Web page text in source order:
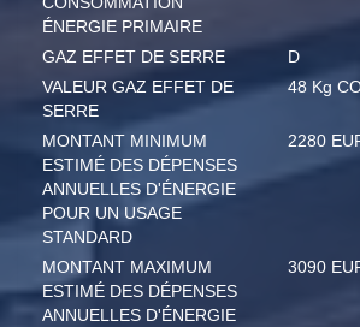
ÉNERGIE PRIMAIRE
GAZ EFFET DE SERRE
D
VALEUR GAZ EFFET DE
SERRE
48 Kg
MONTANT MINIMUM
ESTIMÉ DES DÉPENSES
ANNUELLES D'ÉNERGIE
POUR UN USAGE
STANDARD
2280
MONTANT MAXIMUM
ESTIMÉ DES DÉPENSES
ANNUELLES D'ÉNERGIE
3090